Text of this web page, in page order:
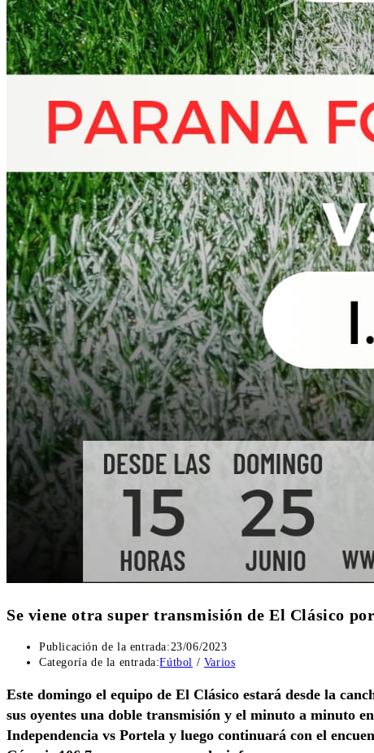
Se viene otra super transmisión de El Clásico
Publicación de la entrada:23/06/2023
Categoría de la entrada:Fútbol / Varios
Este domingo el equipo de El Clásico estará desde la
sus oyentes una doble transmisión y el minuto a minuto
Independencia vs Portela y luego continuará con el